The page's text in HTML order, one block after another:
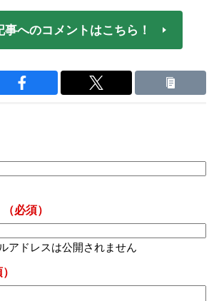
事へのコメントはこちら！
（必須）
アドレスは公開されません